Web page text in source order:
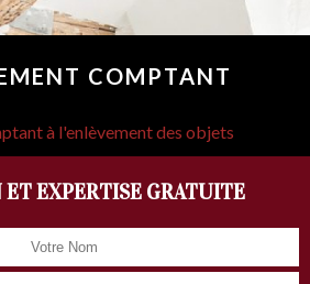
COMPTANT
à l'enlèvement des objets
EXPERTISE GRATUITE